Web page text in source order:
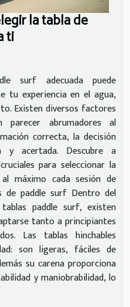
la tabla de
ti
surf adecuada puede
tu experiencia en el agua,
Existen diversos factores
parecer abrumadores al
correcta, la decisión
y acertada. Descubre a
para seleccionar la
máximo cada sesión de
de paddle surf Dentro del
paddle surf, existen
tanto a principiantes
Las tablas hinchables
son ligeras, fáciles de
su carena proporciona
y maniobrabilidad, lo